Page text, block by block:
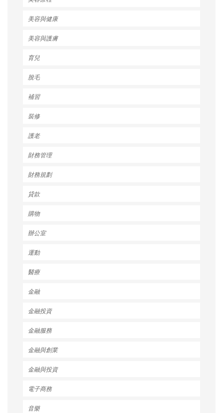
美容與健康
美容與護膚
育兒
脫毛
補習
裝修
護老
財務管理
財務規劃
貸款
購物
辦公室
運動
醫療
金融
金融投資
金融服務
金融與創業
金融與投資
電子商務
音樂